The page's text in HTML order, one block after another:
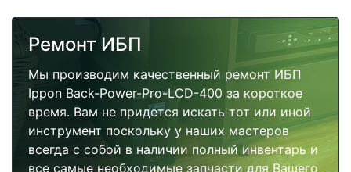
Ремонт ИБП
Мы производим качественный ремонт ИБП
Ippon Back-Power-Pro-LCD-400 за короткое
время. Вам не придется искать тот или иной
инструмент поскольку у наших мастеров
всегда с собой в наличии полный инвентарь и
все самые необходимые запчасти для Вашего